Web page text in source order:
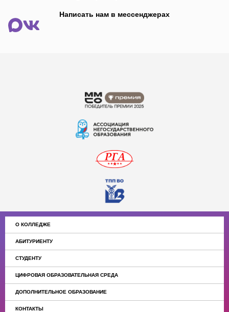
Написать нам в мессенджерах
О КОЛЛЕДЖЕ
АБИТУРИЕНТУ
СТУДЕНТУ
ЦИФРОВАЯ ОБРАЗОВАТЕЛЬНАЯ СРЕДА
ДОПОЛНИТЕЛЬНОЕ ОБРАЗОВАНИЕ
КОНТАКТЫ